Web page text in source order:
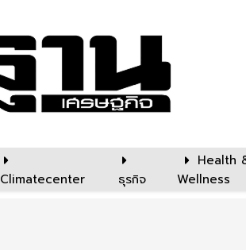
Climatecenter ธุรกิจ
Health
Wellness